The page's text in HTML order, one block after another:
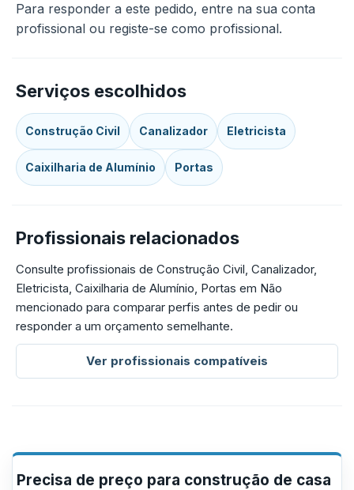
Para responder a este pedido, entre na sua conta
profissional ou registe-se como profissional.
Serviços escolhidos
Construção Civil Canalizador Eletricista
Caixilharia de Alumínio Portas
Profissionais relacionados
Consulte profissionais de Construção Civil, Canalizador,
Eletricista, Caixilharia de Alumínio, Portas em Não
mencionado para comparar perfis antes de pedir ou
responder a um orçamento semelhante.
Ver profissionais compatíveis
Precisa de preço para construção de casa